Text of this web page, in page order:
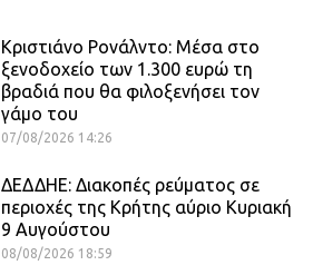
Κριστιάνο Ρονάλντο: Μέσα στο
ξενοδοχείο των 1.300 ευρώ τη
βραδιά που θα φιλοξενήσει τον
γάμο του
07/08/2026 14:26
ΔΕΔΔΗΕ: Διακοπές ρεύματος σε
περιοχές της Κρήτης αύριο Κυριακή
9 Αυγούστου
08/08/2026 18:59